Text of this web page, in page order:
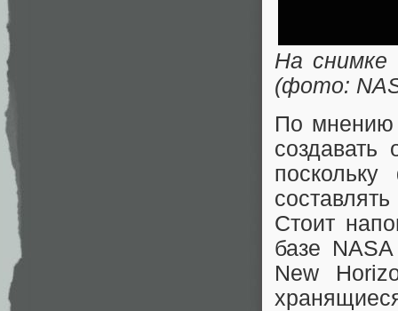
На снимке
(фото:
По мнению
создавать
Стоит
базе
New